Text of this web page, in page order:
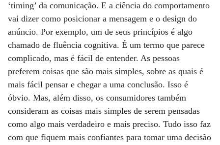
‘timing’ da comunicação. E a ciência do comportamento
vai dizer como posicionar a mensagem e o design do
anúncio. Por exemplo, um de seus princípios é algo
chamado de fluência cognitiva. É um termo que parece
complicado, mas é fácil de entender. As pessoas
preferem coisas que são mais simples, sobre as quais é
mais fácil pensar e chegar a uma conclusão. Isso é
óbvio. Mas, além disso, os consumidores também
consideram as coisas mais simples de serem pensadas
como algo mais verdadeiro e mais preciso. Tudo isso faz
com que fiquem mais confiantes para tomar uma decisão